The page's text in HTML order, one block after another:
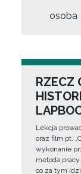
osoba
RZECZ
Lekcja
oraz film pt.
wykonanie
metoda
co za tym